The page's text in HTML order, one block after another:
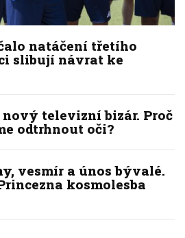
natáčení třetího
slibují návrat ke
televizní bizár. Proč
odtrhnout oči?
vesmír a únos bývalé.
kosmolesba